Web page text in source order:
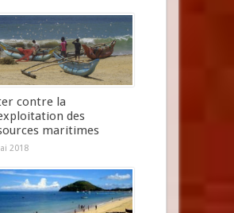
contre la
des
maritimes
2018